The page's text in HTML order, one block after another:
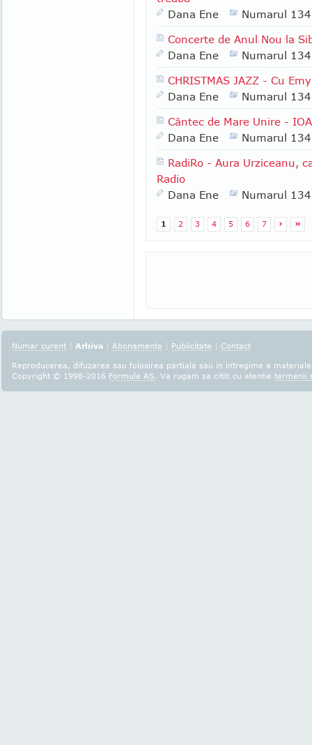
Dana Ene
Numarul
Concerte de Anul Nou la
Dana Ene
Numarul
CHRISTMAS JAZZ - Cu
Dana Ene
Numarul
Cântec de Mare Unire -
Dana Ene
Numarul
RadiRo - Aura Urziceanu,
Radio
Dana Ene
Numarul
1 2 3 4 5 6 7 › »
Numar curent | Arhiva | Abonamente | Publicitate | Contact
Reproducerea, difuzarea sau folosirea partiala sau in intregime a
Copyright © 1998-2016 Formula AS. Va rugam sa cititi cu atentie termenii